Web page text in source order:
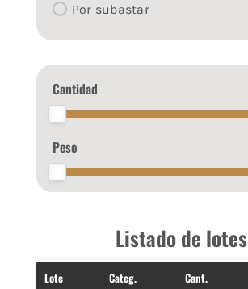
Por subastar
Cantidad
Peso
Listado de lotes
Lote Categ. Cant.